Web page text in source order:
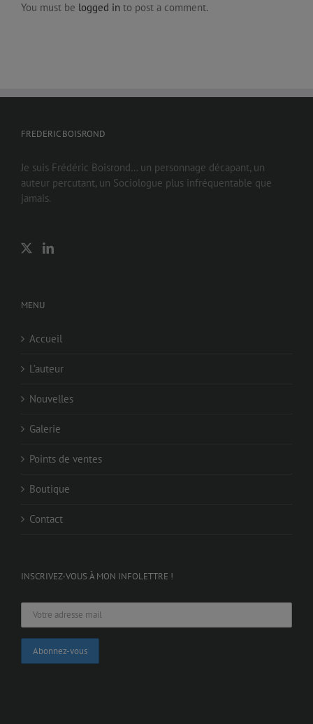
You must be logged in to post a comment.
FREDERIC BOISROND
Je suis Frédéric Boisrond… un personnage décapant, un
auteur percutant, un Sociologue plus infréquentable que
jamais.
MENU
Accueil
L’auteur
Nouvelles
Galerie
Points de ventes
Boutique
Contact
INSCRIVEZ-VOUS À MON INFOLETTRE !